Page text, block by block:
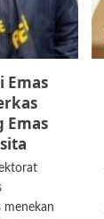
Emas
Emas
menekan